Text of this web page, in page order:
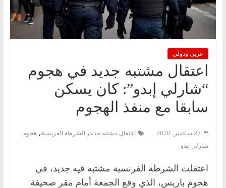
عربي ودولي
اعتقال مشتبه جديد في هجوم
“شارلي إبدو”: كان يسكن
سابقا مع منفذ الهجوم
27 سبتمبر، 2020 اعتقال مشتبه جديد, الشرطة الفرنسية, هجوم
شارلي إبدو
اعتقلت الشرطة الفرنسية مشتبه فيه جديد، في
هجوم باريس، الذي وقع الجمعة أمام مقر صحيفة